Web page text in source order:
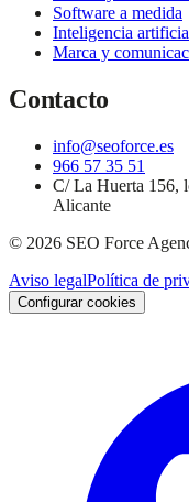
Software a medida
Inteligencia
Marca y
Contacto
info@seoforce.es
966 57 35 51
C/ La Huerta 156,
Alicante
© 2026 SEO Force
Aviso legalPolítica de
Configurar cookies